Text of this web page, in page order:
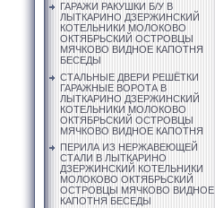
ГАРАЖИ РАКУШКИ Б/У В
ЛЫТКАРИНО ДЗЕРЖИНСКИЙ
КОТЕЛЬНИКИ МОЛОКОВО
ОКТЯБРЬСКИЙ ОСТРОВЦЫ
МЯЧКОВО ВИДНОЕ КАПОТНЯ
БЕСЕДЫ
СТАЛЬНЫЕ ДВЕРИ РЕШЁТКИ
ГАРАЖНЫЕ ВОРОТА В
ЛЫТКАРИНО ДЗЕРЖИНСКИЙ
КОТЕЛЬНИКИ МОЛОКОВО
ОКТЯБРЬСКИЙ ОСТРОВЦЫ
МЯЧКОВО ВИДНОЕ КАПОТНЯ
ПЕРИЛА ИЗ НЕРЖАВЕЮЩЕЙ
СТАЛИ В ЛЫТКАРИНО
ДЗЕРЖИНСКИЙ КОТЕЛЬНИКИ
МОЛОКОВО ОКТЯБРЬСКИЙ
ОСТРОВЦЫ МЯЧКОВО ВИДНОЕ
КАПОТНЯ БЕСЕДЫ